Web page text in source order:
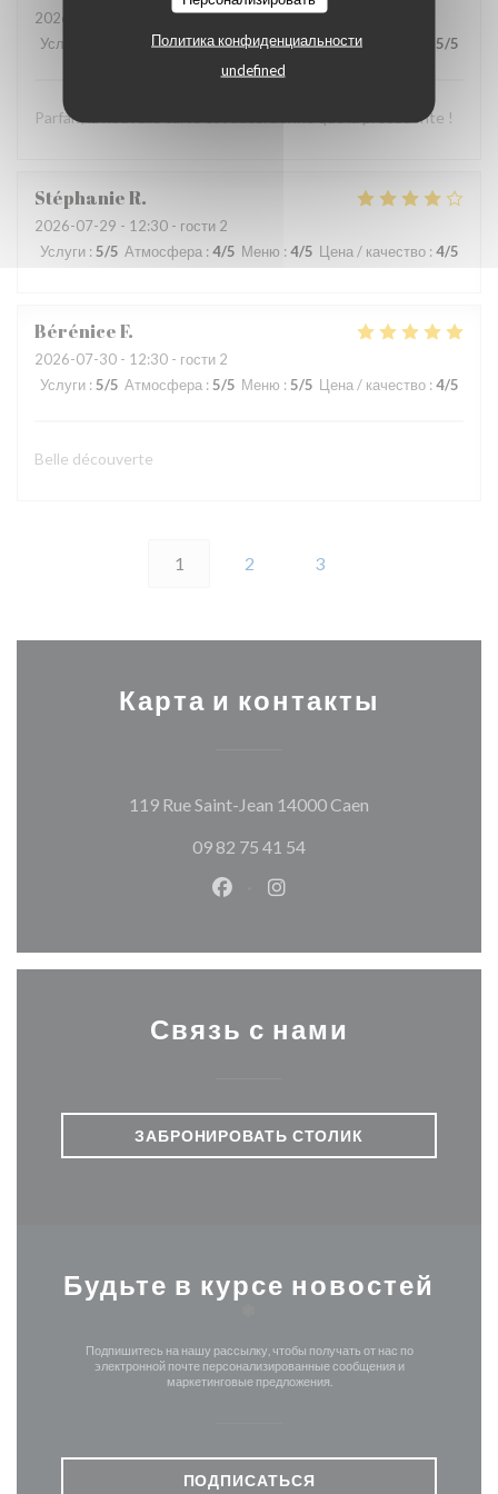
Политика конфиденциальности
undefined
2026-07-29
- 20:15 - гости 2
Услуги
Атмосфера:5/5 Меню:5/5 Цена / качество 5/5
Parfait, la nouvelle carte est aussi bonne que la précédente !
StéphanieR
2026-07-29 - 12:30 - гости 2
Услуги : 5/5 Атмосфера : 4/5 Меню : 4/5 Цена / качество : 4/5
BéréniceF
2026-07-30 - 12:30 - гости 2
Услуги : 5/5 Атмосфера : 5/5 Меню : 5/5 Цена / качество : 4/5
Belle découverte
1 2 3
Карта и контакты
119 Rue Saint-Jean 14000 Caen
09 82 75 41 54
Facebook ((открывается в
Instagram
Связь с нами
ЗАБРОНИРОВАТЬ СТОЛИК
Будьте в курсе новостей
Подпишитесь на нашу рассылку, чтобы получать от нас по
электронной почте персонализированные сообщения и
маркетинговые предложения.
ПОДПИСАТЬСЯ